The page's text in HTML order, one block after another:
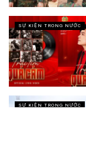
SỰ KIỆN TRONG NƯỚC
SỰ KIỆN TRONG NƯỚC